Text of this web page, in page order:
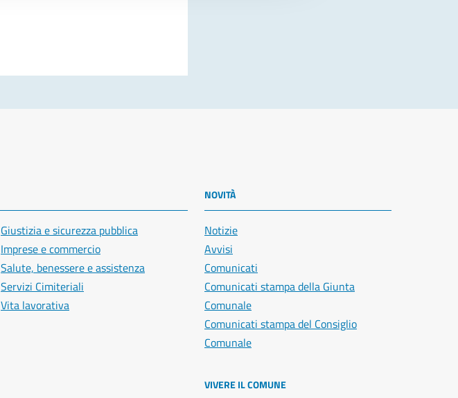
Giustizia e sicurezza pubblica
Imprese e commercio
Salute, benessere e assistenza
Servizi Cimiteriali
Vita lavorativa
NOVITÀ
Notizie
Avvisi
Comunicati
Comunicati stampa della Giunta
Comunale
Comunicati stampa del Consiglio
Comunale
VIVERE IL COMUNE